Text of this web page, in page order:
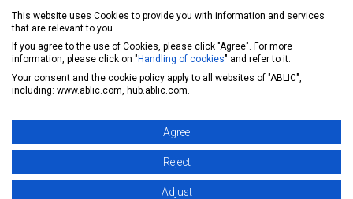
This website uses Cookies to provide you with information and services
that are relevant to you.
If you agree to the use of Cookies, please click "Agree". For more
information, please click on " Handling of cookies" and refer to it.
Your consent and the cookie policy apply to all websites of "ABLIC",
including: www.ablic.com, hub.ablic.com.
Agree
Reject
Adjust